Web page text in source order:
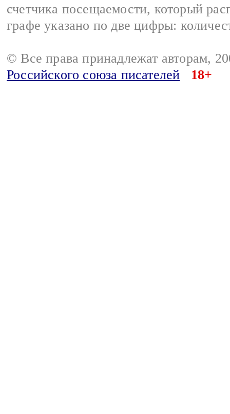
счетчика посещаемости, который
графе указано по две цифры:
© Все права принадлежат авторам,
Российского союза писателей
18+